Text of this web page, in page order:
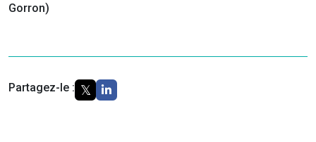
Gorron)
Partagez-le :